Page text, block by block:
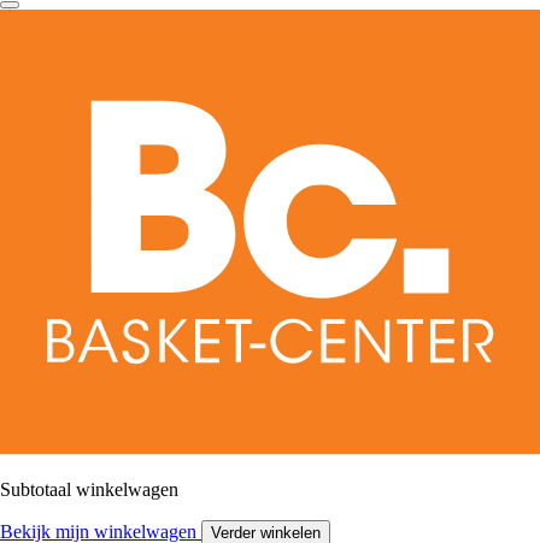
Subtotaal winkelwagen
Bekijk mijn winkelwagen Verder winkelen